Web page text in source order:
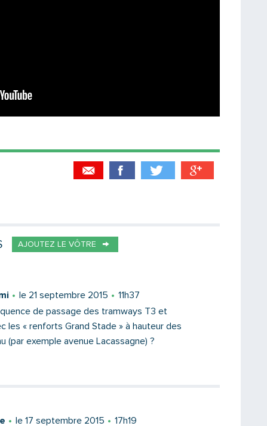
Message
AJOUTEZ LE VÔTRE
le 21 septembre 2015
11h37
de passage des tramways T3 et
les « renforts Grand Stade » à hauteur des
(par exemple avenue Lacassagne) ?
le 17 septembre 2015
17h19